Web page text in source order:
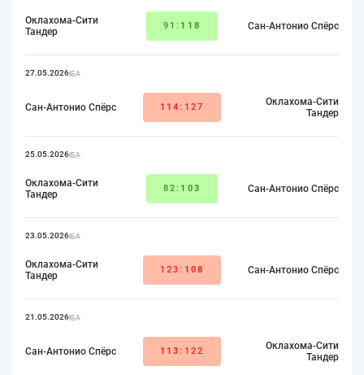
Оклахома-Сити
Тандер
91: 118 Сан-Антонио Спёрс
27.05.2026НБА
Сан-Антонио Спёрс 114:127
Оклахома-Сити
Тандер
25.05.2026НБА
Оклахома-Сити
Тандер
82: 103 Сан-Антонио Спёрс
23.05.2026НБА
Оклахома-Сити
Тандер
123: 108 Сан-Антонио Спёрс
21.05.2026НБА
Сан-Антонио Спёрс 113:122
Оклахома-Сити
Тандер